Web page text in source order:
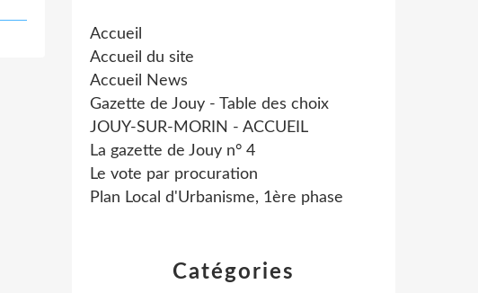
Catégories
Accueil
Accueil du site
Accueil News
Gazette de Jouy - Table des choix
JOUY-SUR-MORIN - ACCUEIL
La gazette de Jouy n° 4
Le vote par procuration
Plan Local d'Urbanisme, 1ère phase